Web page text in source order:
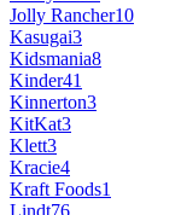
Jolly Rancher10
Kasugai3
Kidsmania8
Kinder41
Kinnerton3
KitKat3
Klett3
Kracie4
Kraft Foods1
Lindt76